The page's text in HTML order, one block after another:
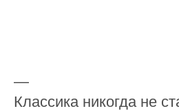
—
Классика никогда не